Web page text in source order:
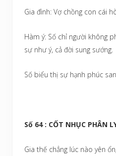
Gia đình: Vợ chồng con cái
Hàm ý: Số chỉ người không
sự như ý, cả đời sung sướng.
Số biểu thị sự hạnh phúc
Số 64 : CỐT NHỤC PHÂN
Gia thế chẳng lúc nào yên